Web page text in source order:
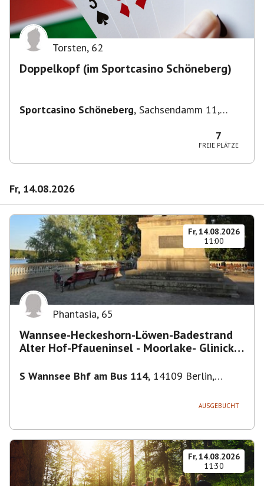
Torsten, 62
Doppelkopf (im Sportcasino Schöneberg)
Sportcasino Schöneberg, Sachsendamm 11,
7
FREIE PLÄTZE
Fr, 14.08.2026
Fr, 14.08.2026
11:00
Phantasia, 65
Wannsee-Heckeshorn-Löwen-Badestrand
Alter Hof-Pfaueninsel - Moorlake- Glinicker
S Wannsee Bhf am Bus 114, 14109 Berlin,
AUSGEBUCHT
Fr, 14.08.2026
11:30